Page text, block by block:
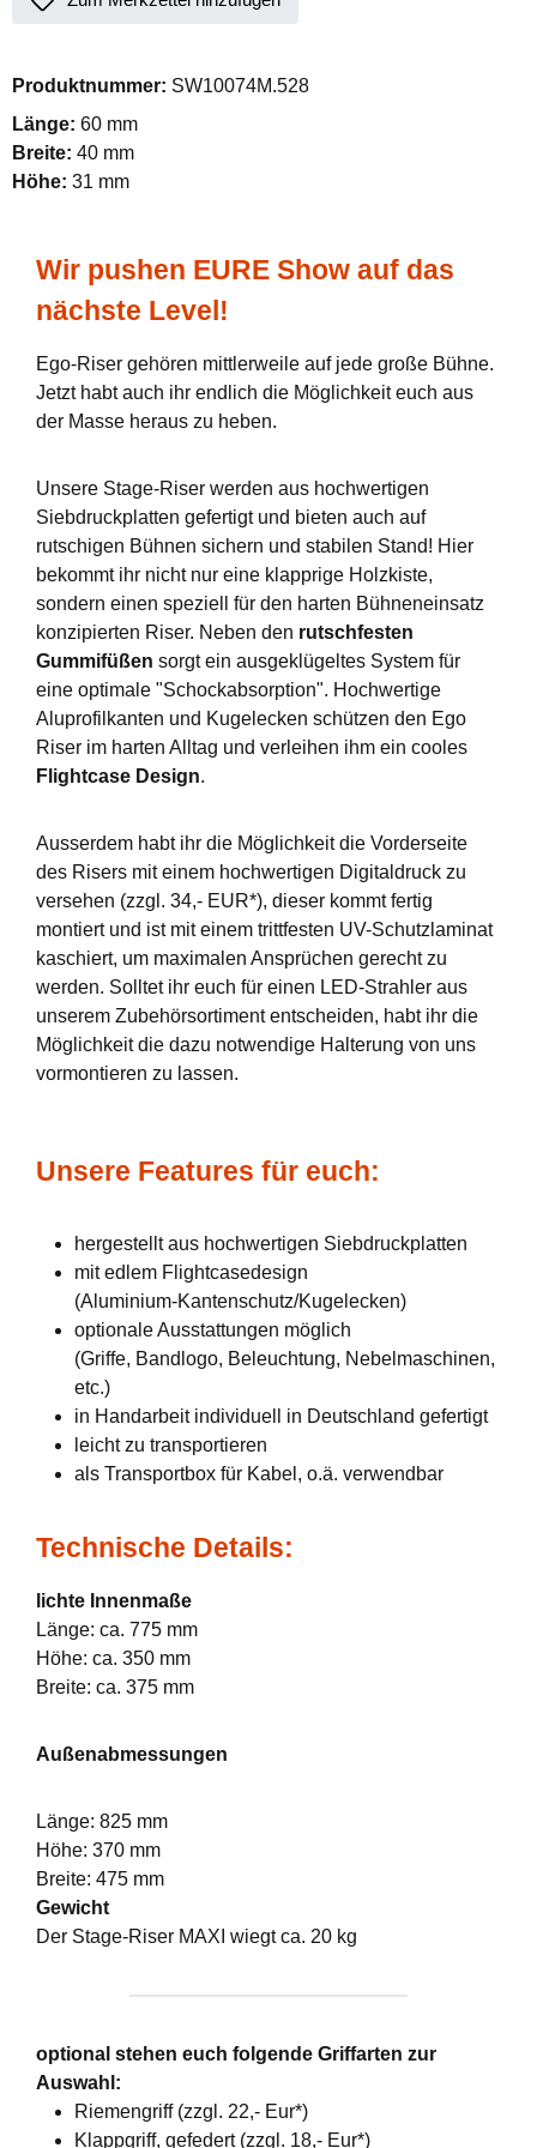
Produktnummer: SW10074M.528
Länge: 60 mm
Breite: 40 mm
Höhe: 31 mm
Wir pushen EURE Show auf das
nächste Level!
Ego-Riser gehören mittlerweile auf jede große Bühne.
Jetzt habt auch ihr endlich die Möglichkeit euch aus
der Masse heraus zu heben.
Unsere Stage-Riser werden aus hochwertigen
Siebdruckplatten gefertigt und bieten auch auf
rutschigen Bühnen sichern und stabilen Stand! Hier
bekommt ihr nicht nur eine klapprige Holzkiste,
sondern einen speziell für den harten Bühneneinsatz
konzipierten Riser. Neben den rutschfesten
Gummifüßen sorgt ein ausgeklügeltes System für
eine optimale "Schockabsorption". Hochwertige
Aluprofilkanten und Kugelecken schützen den Ego
Riser im harten Alltag und verleihen ihm ein cooles
Flightcase Design.
Ausserdem habt ihr die Möglichkeit die Vorderseite
des Risers mit einem hochwertigen Digitaldruck zu
versehen (zzgl. 34,- EUR*), dieser kommt fertig
montiert und ist mit einem trittfesten UV-Schutzlaminat
kaschiert, um maximalen Ansprüchen gerecht zu
werden. Solltet ihr euch für einen LED-Strahler aus
unserem Zubehörsortiment entscheiden, habt ihr die
Möglichkeit die dazu notwendige Halterung von uns
vormontieren zu lassen.
Unsere Features für euch:
hergestellt aus hochwertigen Siebdruckplatten
mit edlem Flightcasedesign
(Aluminium-Kantenschutz/Kugelecken)
optionale Ausstattungen möglich
(Griffe, Bandlogo, Beleuchtung, Nebelmaschinen,
etc.)
in Handarbeit individuell in Deutschland gefertigt
leicht zu transportieren
als Transportbox für Kabel, o.ä. verwendbar
Technische Details:
lichte Innenmaße
Länge: ca. 775 mm
Höhe: ca. 350 mm
Breite: ca. 375 mm
Außenabmessungen
Länge: 825 mm
Höhe: 370 mm
Breite: 475 mm
Gewicht
Der Stage-Riser MAXI wiegt ca. 20 kg
optional stehen euch folgende Griffarten zur
Auswahl:
Riemengriff (zzgl. 22,- Eur*)
Klappgriff, gefedert (zzgl. 18,- Eur*)